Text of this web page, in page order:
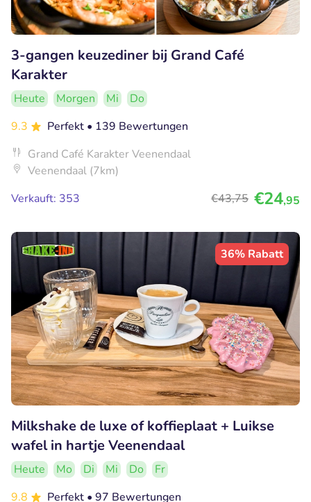
3-gangen keuzediner bij Grand Café
Karakter
Heute Morgen Mi
Do
9.3
Perfekt • 139 Bewertungen
Grand Café Karakter Veenendaal
Veenendaal (7km)
Verkauft: 353
€43,75 €24,95
36% Rabatt
Milkshake de luxe of koffieplaat + Luikse
wafel in hartje Veenendaal
Heute Mo Di Mi Do
Fr
9.8
Perfekt • 97 Bewertungen